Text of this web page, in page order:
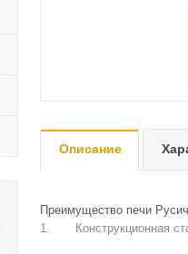
Описание
Преимущество печи
1. Конструкционная